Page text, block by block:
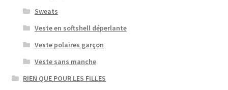
Sweats
Veste en softshell déperlante
Veste polaires garçon
Veste sans manche
RIEN QUE POUR LES FILLES